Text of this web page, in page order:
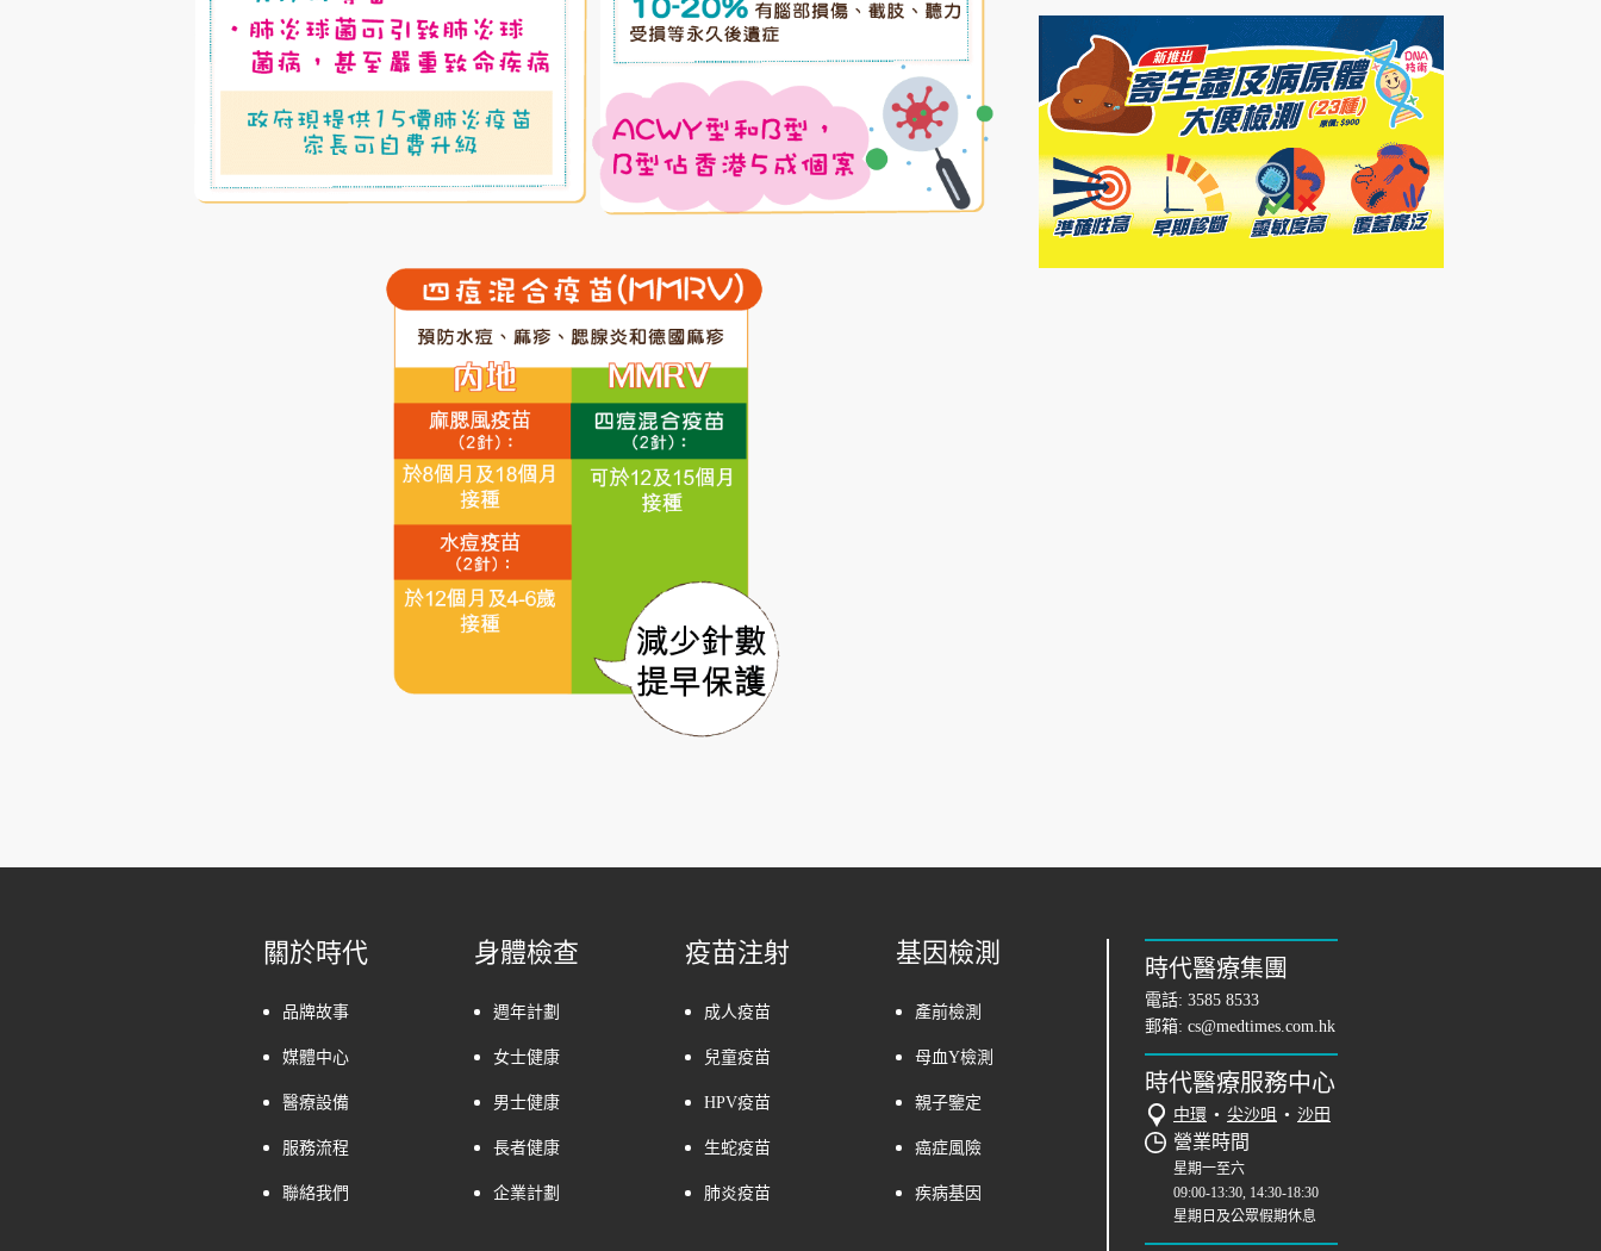
關於時代
品牌故事
媒體中心
醫療設備
服務流程
聯絡我們
身體檢查
週年計劃
女士健康
男士健康
長者健康
企業計劃
疫苗注射
成人疫苗
兒童疫苗
HPV疫苗
生蛇疫苗
肺炎疫苗
基因檢測
產前檢測
母血Y檢測
親子鑒定
癌症風險
疾病基因
時代醫療集團
電話: 3585 8533
郵箱: cs@medtimes.com.hk
時代醫療服務中心
中環 • 尖沙咀 • 沙田
營業時間
星期一至六
09:00-13:30, 14:30-18:30
星期日及公眾假期休息